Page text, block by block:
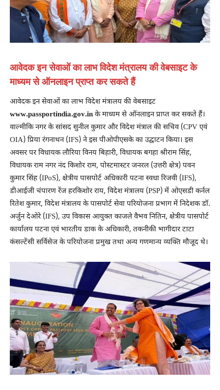
आवेदक इन सेवाओं का लाभ विदेश मंत्रालय की वेबसाइट के
माध्यम से ऑनलाइन प्राप्त कर सकते हैं
आवेदक इन सेवाओं का लाभ विदेश मंत्रालय की वेबसाइट
www.passportindia.gov.in के माध्यम से ऑनलाइन प्राप्त कर सकते हैं।
वाल्मीकि नगर के सांसद सुनील कुमार और विदेश मंत्राल की सचिव (CPV एवं
OIA) प्रिया रंगनाथन (IFS) ने इस पीओपीएसके का उद्घाटन किया। इस
अवसर पर विधायक लौरिया विनय बिहारी, विधायक बगहा श्रीराम सिंह,
विधायक राम नगर नंद किशोर राम, पोस्टमास्टर जनरल (उत्तरी क्षेत्र) पवन
कुमार सिंह (IPoS), क्षेत्रीय पासपोर्ट अधिकारी पटना स्वधा रिजवी (IFS),
डीआईजी चंपारण रेंज हरकिशोर राय, विदेश मंत्रालय (PSP) में ओएसडी कर्नल
रितेश कुमार, विदेश मंत्रालय के पासपोर्ट सेवा परियोजना प्रभाग में निदेशक डॉ.
अर्जुन देओरे (IFS), उप विकास आयुक्त काजले वैभव नितिन, क्षेत्रीय पासपोर्ट
कार्यालय पटना एवं भारतीय डाक के अधिकारी, तकनीकी भागीदार टाटा
कंसल्टेंसी सर्विसेज के परियोजना प्रमुख तथा अन्य गणमान्य व्यक्ति मौजूद थे।